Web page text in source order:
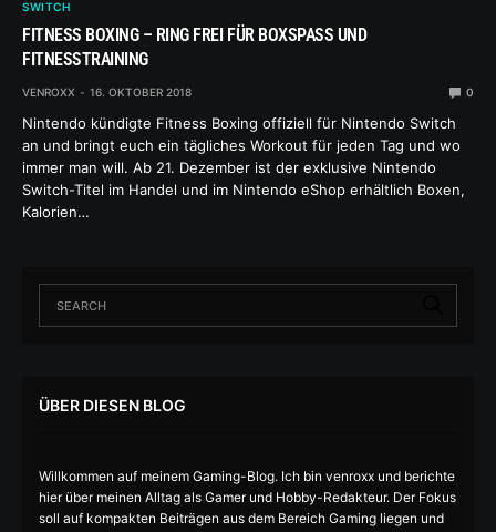
SWITCH
FITNESS BOXING – RING FREI FÜR BOXSPASS UND F
ITNESSTRAINING
VENROXX 16. OKTOBER 2018 0
Nintendo kündigte Fitness Boxing offiziell für Nintendo Switch
an und bringt euch ein tägliches Workout für jeden Tag und wo
immer man will. Ab 21. Dezember ist der exklusive Nintendo
Switch-Titel im Handel und im Nintendo eShop erhältlich Boxen,
Kalorien…
ÜBER DIESEN BLOG
Willkommen auf meinem Gaming-Blog. Ich bin venroxx und berichte
hier über meinen Alltag als Gamer und Hobby-Redakteur. Der Fokus
soll auf kompakten Beiträgen aus dem Bereich Gaming liegen und